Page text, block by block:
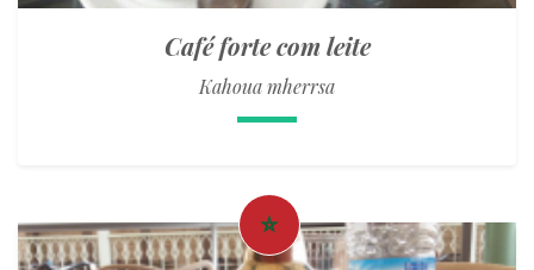
Café forte com leite
Kahoua mherrsa